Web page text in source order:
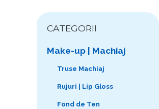
CATEGORII
Make-up | Machiaj
Truse Machiaj
Rujuri | Lip Gloss
Fond de Ten